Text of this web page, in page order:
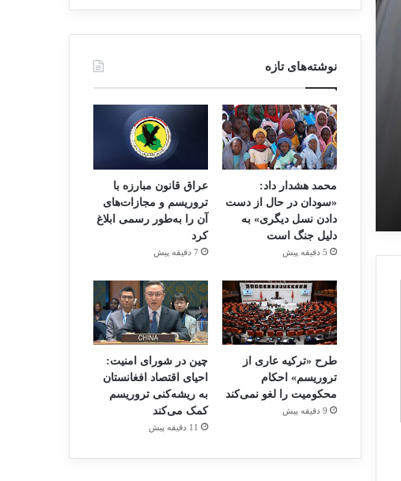
نوشته‌های تازه
محمد هشدار داد:
«سودان در حال از دست
دادن نسل دیگری» به
دلیل جنگ است
5 دقیقه پیش
عراق قانون مبارزه با
تروریسم و مجازات‌های
آن را به‌طور رسمی ابلاغ
کرد
7 دقیقه پیش
طرح «ترکیه عاری از
تروریسم» احکام
محکومیت را لغو نمی‌کند
9 دقیقه پیش
چین در شورای امنیت:
احیای اقتصاد افغانستان
به ریشه‌کنی تروریسم
کمک می‌کند
11 دقیقه پیش